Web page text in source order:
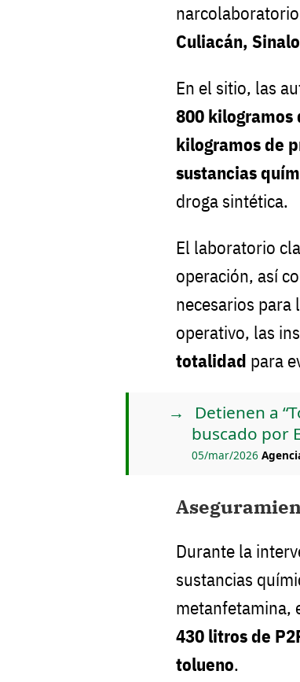
Culiacán,
En el sitio, las
800
kilogramos de
sustancias
droga sintética.
El laboratorio
operación, así
necesarios para
operativo, las
totalidad para
Detienen a
buscado por
05/mar/2026
Durante la
sustancias
metanfetamina,
430 litros de
tolueno.